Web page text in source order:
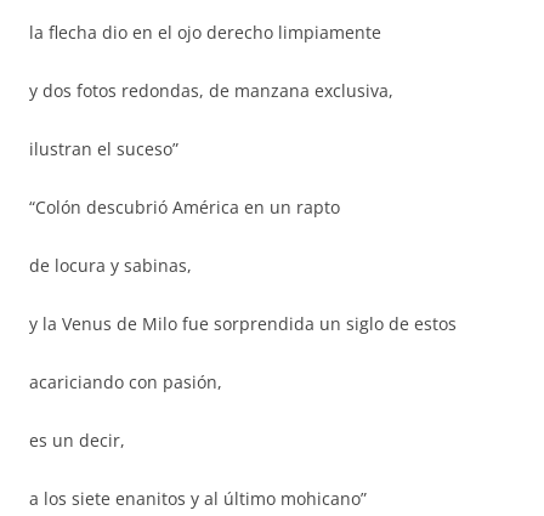
la flecha dio en el ojo derecho limpiamente
y dos fotos redondas, de manzana exclusiva,
ilustran el suceso”
“Colón descubrió América en un rapto
de locura y sabinas,
y la Venus de Milo fue sorprendida un siglo de estos
acariciando con pasión,
es un decir,
a los siete enanitos y al último mohicano”